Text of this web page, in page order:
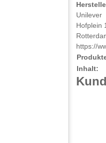
Unilever
Hofplein
https://
Inhalt: